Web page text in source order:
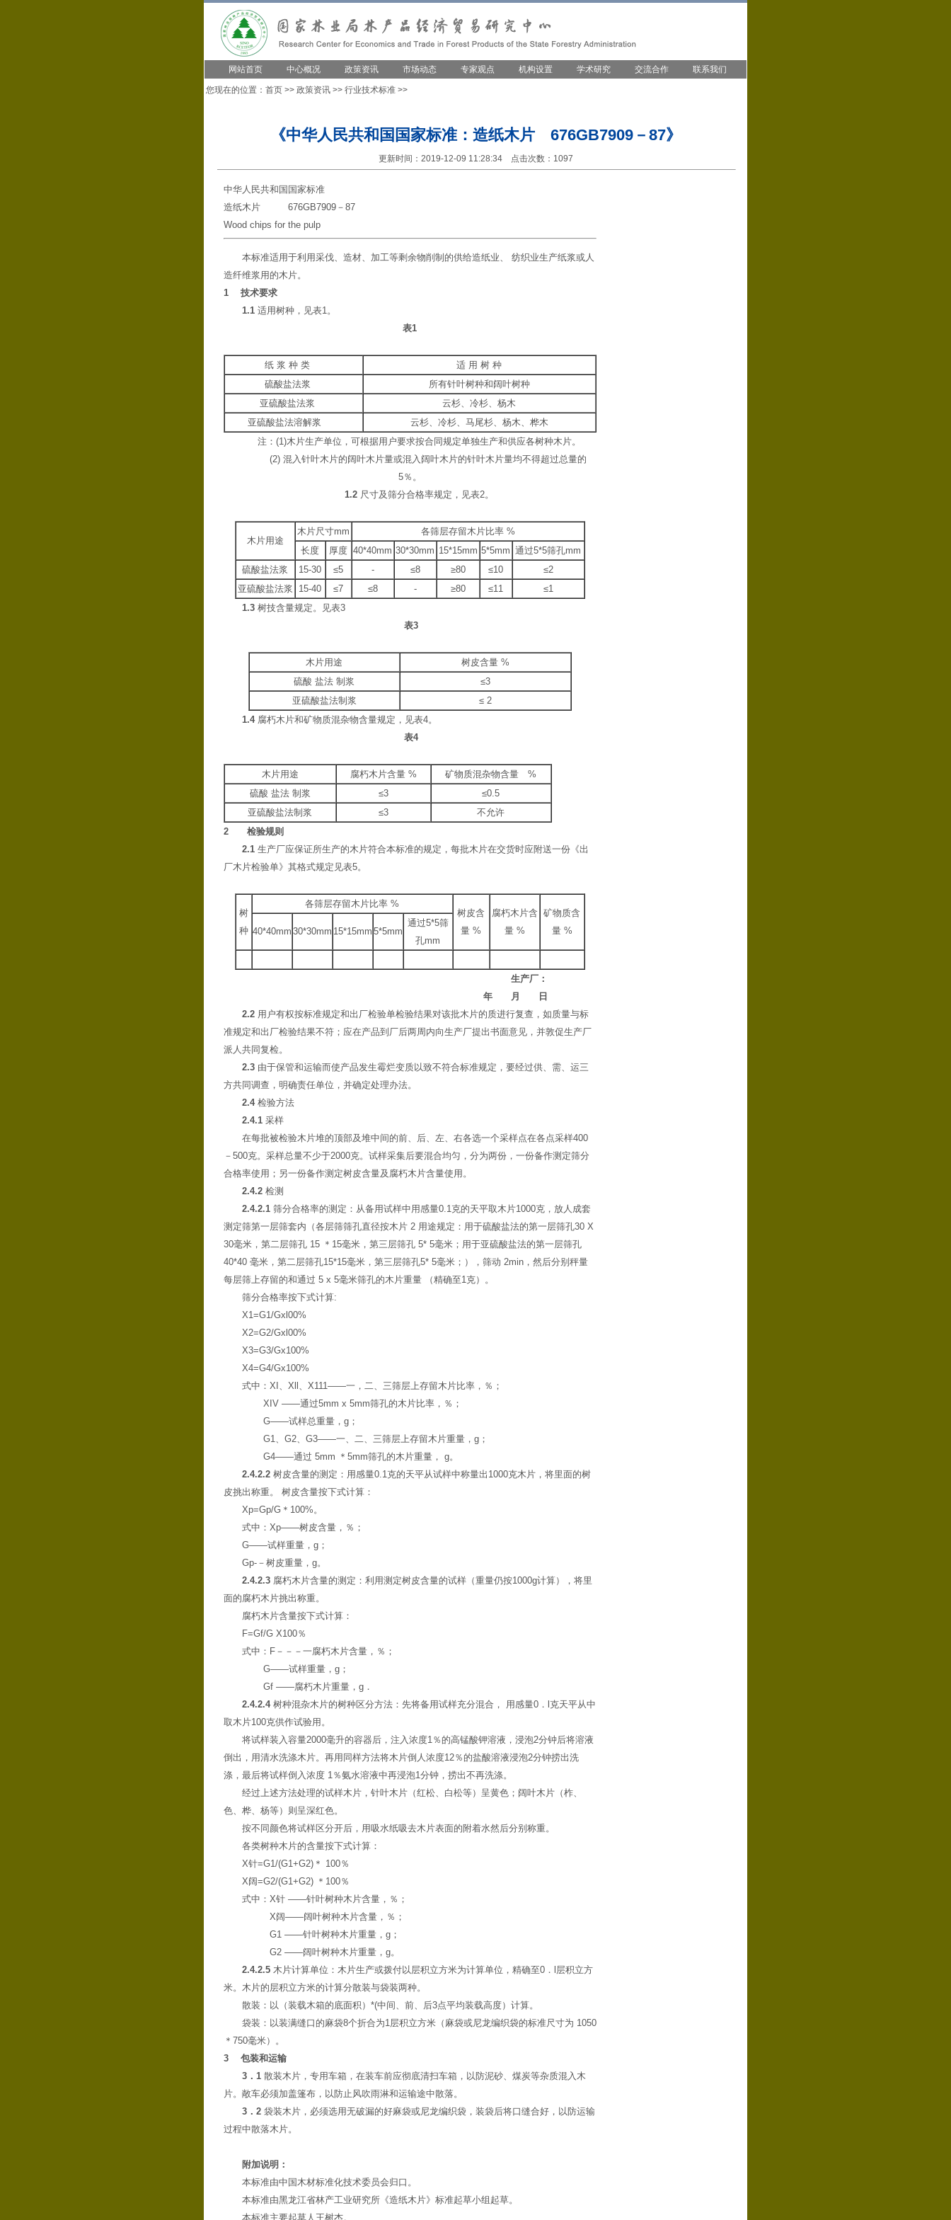
网站首页 中心概况 政策资讯 市场动态 专家观点 机构设置 学术研究 交流合作 联系我们
您现在的位置： 首页 >> 政策资讯 >> 行业技术标准 >>
《中华人民共和国国家标准：造纸木片 676GB7909－87》
更新时间：2019-12-09 11:28:34 点击次数：1097
中华人民共和国国家标准
造纸木片 676GB7909－87
Wood chips for the pulp
本标准适用于利用采伐、造材、加工等剩余物削制的供给造纸业、 纺织业生产纸浆或人
造纤维浆用的木片。
1技术要求
1.1适用树种，见表1。
表1
纸 浆 种 类
适 用 树 种
硫酸盐法浆
所有针叶树种和阔叶树种
亚硫酸盐法浆
云杉、冷杉、杨木
亚硫酸盐法溶解浆
云杉、冷杉、马尾杉、杨木、桦木
注：(1)木片生产单位，可根据用户要求按合同规定单独生产和供应各树种木片。
(2) 混入针叶木片的阔叶木片量或混入阔叶木片的针叶木片量均不得超过总量的
5％。
1.2尺寸及筛分合格率规定，见表2。
木片用途
木片尺寸mm
各筛层存留木片比率 %
长度
厚度 40*40mm 30*30mm 15*15mm 5*5mm 通过5*5筛孔mm
硫酸盐法浆
15-30 ≤5 - ≤8 ≥80 ≤10
≤2
亚硫酸盐法浆
15-40 ≤7 ≤8 - ≥80 ≤11
≤1
1.3树技含量规定。见表3
表3
木片用途
树皮含量 %
硫酸 盐法 制浆
≤3
亚硫酸盐法制浆
≤ 2
1.4腐朽木片和矿物质混杂物含量规定，见表4。
表4
木片用途 腐朽木片含量 %
矿物质混杂物含量 %
硫酸 盐法 制浆
≤3
≤0.5
亚硫酸盐法制浆
≤3
不允许
2 检验规则
2.1生产厂应保证所生产的木片符合本标准的规定，每批木片在交货时应附送一份《出
厂木片检验单》其格式规定见表5。
树
种
各筛层存留木片比率 %
树皮含
量 %
腐朽木片含
量 %
矿物质含
量 %
40*40mm 30*30mm 15*15mm 5*5mm
通过5*5筛
孔mm
生产厂：
年 月 日
2.2用户有权按标准规定和出厂检验单检验结果对该批木片的质进行复查，如质量与标
准规定和出厂检验结果不符；应在产品到厂后两周内向生产厂提出书面意见，并敦促生产厂
派人共同复检。
2.3由于保管和运输而使产品发生霉烂变质以致不符合标准规定，要经过供、需、运三
方共同调查，明确责任单位，并确定处理办法。
2.4检验方法
2.4.1采样
在每批被检验木片堆的顶部及堆中间的前、后、左、右各选一个采样点在各点采样400
－500克。采样总量不少于2000克。试样采集后要混合均匀，分为两份，一份备作测定筛分
合格率使用；另一份备作测定树皮含量及腐朽木片含量使用。
2.4.2检测
2.4.2.1筛分合格率的测定：从备用试样中用感量0.1克的天平取木片1000克，放人成套
测定筛第一层筛套内（各层筛筛孔直径按木片 2 用途规定：用于硫酸盐法的第一层筛孔30 X
30毫米，第二层筛孔 15 ＊15毫米，第三层筛孔 5* 5毫米；用于亚硫酸盐法的第一层筛孔
40*40 毫米，第二层筛孔15*15毫米，第三层筛孔5* 5毫米；），筛动 2min，然后分别秤量
每层筛上存留的和通过 5 x 5毫米筛孔的木片重量 （精确至1克）。
筛分合格率按下式计算:
X1=G1/Gxl00%
X2=G2/Gxl00%
X3=G3/Gx100%
X4=G4/Gx100%
式中：XI、Xll、X111——一，二、三筛层上存留木片比率，％；
XIV ——通过5mm x 5mm筛孔的木片比率，％；
G——试样总重量，g；
G1、G2、G3——一、二、三筛层上存留木片重量，g；
G4——通过 5mm ＊5mm筛孔的木片重量， g。
2.4.2.2树皮含量的测定：用感量0.1克的天平从试样中称量出1000克木片，将里面的树
皮挑出称重。 树皮含量按下式计算：
Xp=Gp/G＊100%。
式中：Xp——树皮含量，％；
G——试样重量，g；
Gp-－树皮重量，g。
2.4.2.3腐朽木片含量的测定：利用测定树皮含量的试样（重量仍按1000g计算），将里
面的腐朽木片挑出称重。
腐朽木片含量按下式计算：
F=Gf/G X100％
式中：F－－－一腐朽木片含量，％；
G——试样重量，g；
Gf ——腐朽木片重量，g．
2.4.2.4树种混杂木片的树种区分方法：先将备用试样充分混合， 用感量0．l克天平从中
取木片100克供作试验用。
将试样装入容量2000毫升的容器后，注入浓度1％的高锰酸钾溶液，浸泡2分钟后将溶液
倒出，用清水洗涤木片。再用同样方法将木片倒人浓度12％的盐酸溶液浸泡2分钟捞出洗
涤，最后将试样倒入浓度 1％氨水溶液中再浸泡1分钟，捞出不再洗涤。
经过上述方法处理的试样木片，针叶木片（红松、白松等）呈黄色；阔叶木片（柞、
色、桦、杨等）则呈深红色。
按不同颜色将试样区分开后，用吸水纸吸去木片表面的附着水然后分别称重。
各类树种木片的含量按下式计算：
X针=G1/(G1+G2)＊ 100％
X阔=G2/(G1+G2) ＊100％
式中：X针 ——针叶树种木片含量，％；
X阔——阔叶树种木片含量，％；
G1 ——针叶树种木片重量，g；
G2 ——阔叶树种木片重量，g。
2.4.2.5木片计算单位：木片生产或拨付以层积立方米为计算单位，精确至0．l层积立方
米。木片的层积立方米的计算分散装与袋装两种。
散装：以（装载木箱的底面积）*(中间、前、后3点平均装载高度）计算。
袋装：以装满缝口的麻袋8个折合为1层积立方米（麻袋或尼龙编织袋的标准尺寸为 1050
＊750毫米）。
3包装和运输
3．1散装木片，专用车箱，在装车前应彻底清扫车箱，以防泥砂、煤炭等杂质混入木
片。敞车必须加盖篷布，以防止风吹雨淋和运输途中散落。
3．2袋装木片，必须选用无破漏的好麻袋或尼龙编织袋，装袋后将口缝合好，以防运输
过程中散落木片。
附加说明：
本标准由中国木材标准化技术委员会归口。
本标准由黑龙江省林产工业研究所《造纸木片》标准起草小组起草。
本标准主要起草人王树杰。